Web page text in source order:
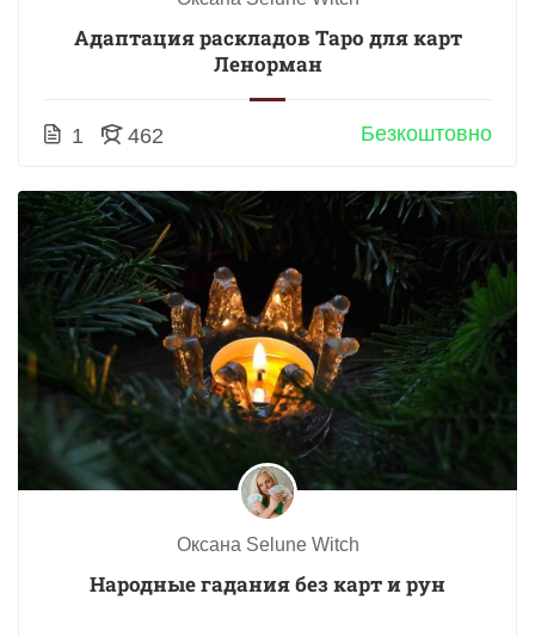
Адаптация раскладов Таро для карт
Ленорман
1 462 Безкоштовно
Оксана Selune Witch
Народные гадания без карт и рун